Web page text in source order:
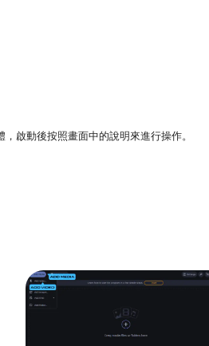
啟動後按照畫面中的說明來進行操作。